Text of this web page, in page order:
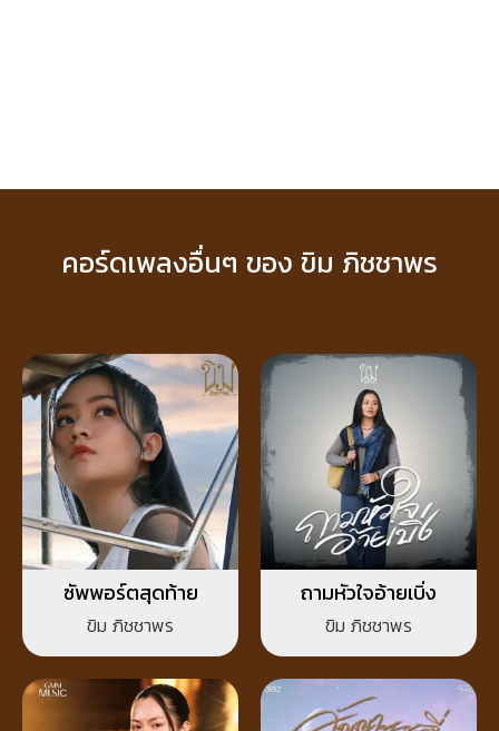
คอร์ดเพลงอื่นๆ ของ ขิม ภิชชาพร
ซัพพอร์ตสุดท้าย
ขิม ภิชชาพร
ถามหัวใจอ้ายเบิ่ง
ขิม ภิชชาพร